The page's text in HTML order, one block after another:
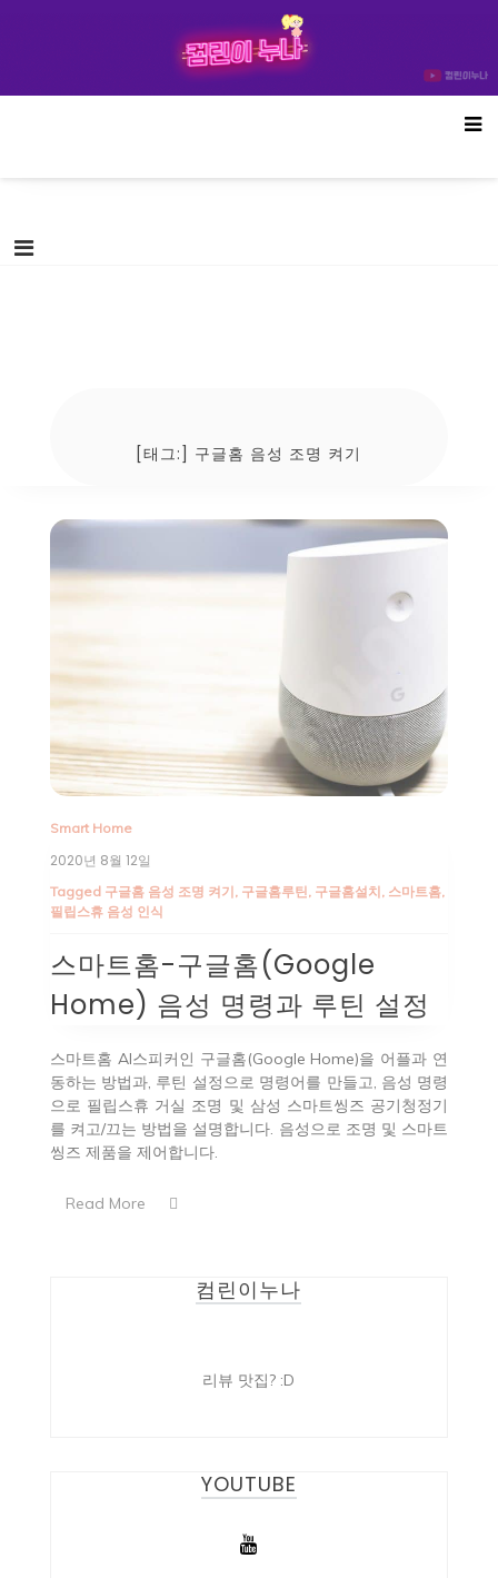
[태그:] 구글홈 음성 조명 켜기
Smart Home
2020년 8월 12일
Tagged 구글홈 음성 조명 켜기, 구글홈루틴, 구글홈설치, 스마트홈,
필립스휴 음성 인식
스마트홈-구글홈(Google
Home) 음성 명령과 루틴 설정
스마트홈 AI스피커인 구글홈(Google Home)을 어플과 연
동하는 방법과, 루틴 설정으로 명령어를 만들고, 음성 명령
으로 필립스휴 거실 조명 및 삼성 스마트씽즈 공기청정기
를 켜고/끄는 방법을 설명합니다. 음성으로 조명 및 스마트
씽즈 제품을 제어합니다.
Read More
컴린이누나
리뷰 맛집? :D
YOUTUBE